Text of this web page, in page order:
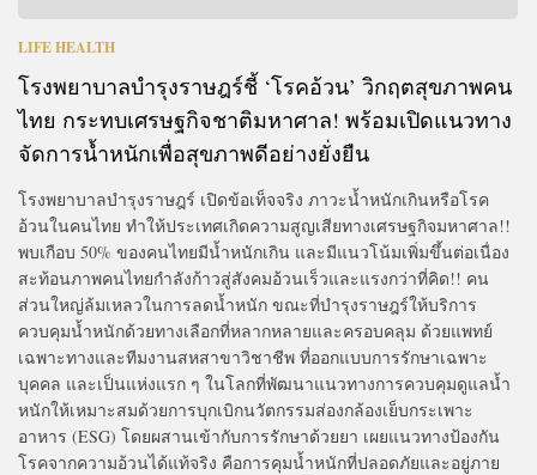
LIFE HEALTH
โรงพยาบาลบำรุงราษฎร์ชี้ ‘โรคอ้วน’ วิกฤตสุขภาพคน
ไทย กระทบเศรษฐกิจชาติมหาศาล! พร้อมเปิดแนวทาง
จัดการน้ำหนักเพื่อสุขภาพดีอย่างยั่งยืน
โรงพยาบาลบำรุงราษฎร์ เปิดข้อเท็จจริง ภาวะน้ำหนักเกินหรือโรค
อ้วนในคนไทย ทำให้ประเทศเกิดความสูญเสียทางเศรษฐกิจมหาศาล!!
พบเกือบ 50% ของคนไทยมีน้ำหนักเกิน และมีแนวโน้มเพิ่มขึ้นต่อเนื่อง
สะท้อนภาพคนไทยกำลังก้าวสู่สังคมอ้วนเร็วและแรงกว่าที่คิด!! คน
ส่วนใหญ่ล้มเหลวในการลดน้ำหนัก ขณะที่บำรุงราษฎร์ให้บริการ
ควบคุมน้ำหนักด้วยทางเลือกที่หลากหลายและครอบคลุม ด้วยแพทย์
เฉพาะทางและทีมงานสหสาขาวิชาชีพ ที่ออกแบบการรักษาเฉพาะ
บุคคล และเป็นแห่งแรก ๆ ในโลกที่พัฒนาแนวทางการควบคุมดูแลน้ำ
หนักให้เหมาะสมด้วยการบุกเบิกนวัตกรรมส่องกล้องเย็บกระเพาะ
อาหาร (ESG) โดยผสานเข้ากับการรักษาด้วยยา เผยแนวทางป้องกัน
โรคจากความอ้วนได้แท้จริง คือการคุมน้ำหนักที่ปลอดภัยและอยู่ภาย